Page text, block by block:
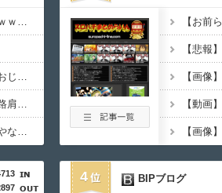
【朗報】イオンでカップヌ－ドル詰め放題ｗｗｗｗｗｗｗｗｗｗｗｗｗｗｗｗｗｗ
【画像】山ガールさん、山でラーメンを食べたらおじさんに怒られるｗｗｗ
【爆笑】女、インスタ映えの為にロードスターを路肩に止めて記念撮影していたら後続車に突っ込まれて咽び泣くwwwwwwwwwww
【老害】明石家さんま「炎天下で『こいつら大変やなぁ』というのが高校野球の良さ。ナイターが当たり前だとつまらない」
4 BIPブログ